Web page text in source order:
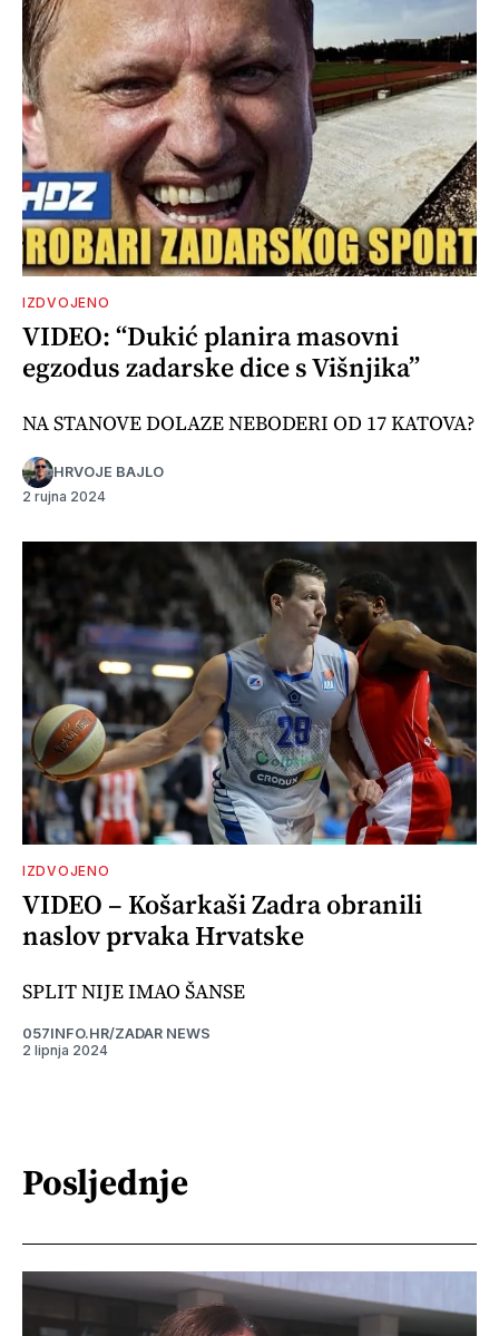
IZDVOJENO
VIDEO: “Dukić planira masovni
egzodus zadarske dice s Višnjika”
NA STANOVE DOLAZE NEBODERI OD 17 KATOVA?
HRVOJE BAJLO
2 rujna 2024
IZDVOJENO
VIDEO – Košarkaši Zadra obranili
naslov prvaka Hrvatske
SPLIT NIJE IMAO ŠANSE
057INFO.HR/ZADAR NEWS
2 lipnja 2024
Posljednje